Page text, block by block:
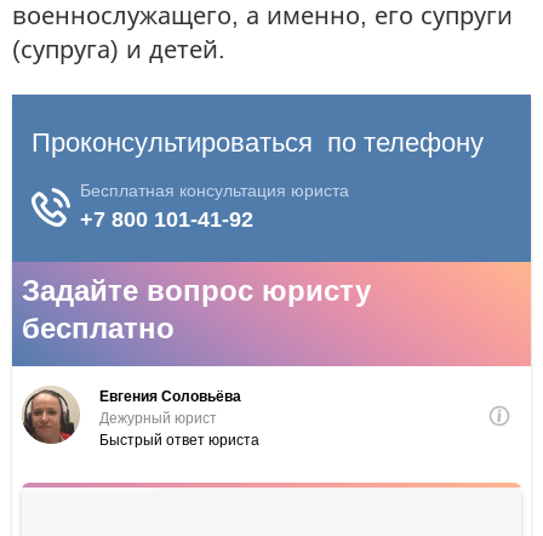
военнослужащего, а именно, его супруги
(супруга) и детей.